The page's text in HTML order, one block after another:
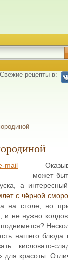
Свежие рецепты в:
mail
может
а
с чёрной
на столе, но
не нужно
нашего блюда
кисловато-
для красоты.